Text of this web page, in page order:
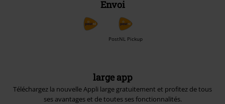
Envoi
PostNL Pickup
large app
Téléchargez la nouvelle Appli large gratuitement et profitez de tous
ses avantages et de toutes ses fonctionnalités.